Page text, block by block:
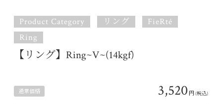
Product Category リング
FieRté
Ring
【リング】Ring~V~(14kgf)
通常価格 3,520 円(税込)